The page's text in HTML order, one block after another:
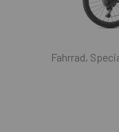
Fahrrad,